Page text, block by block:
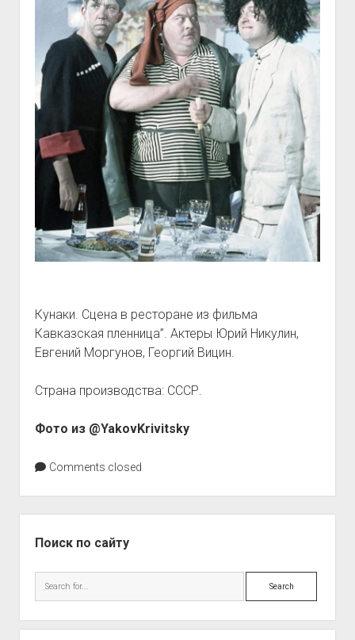
Кунаки. Сцена в ресторане из фильма
Кавказская пленница”. Актеры Юрий Никулин,
Евгений Моргунов, Георгий Вицин.
Страна производства: СССР.
Фото из @YakovKrivitsky
Comments closed
Поиск по сайту
Search